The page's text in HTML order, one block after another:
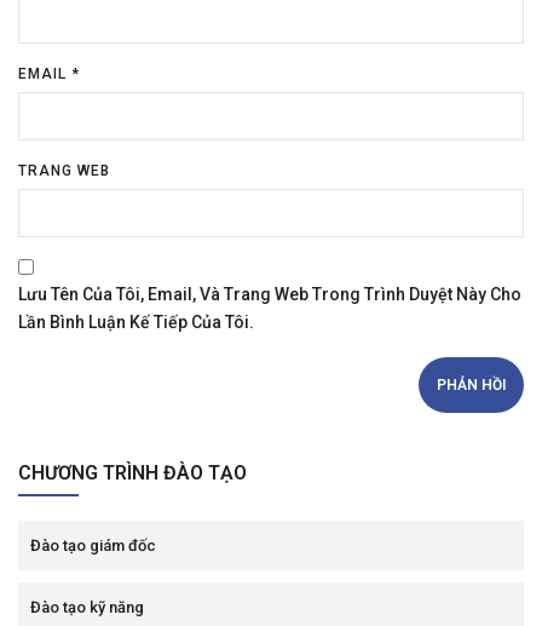
EMAIL *
TRANG WEB
Lưu Tên Của Tôi, Email, Và Trang Web Trong Trình Duyệt Này Cho
Lần Bình Luận Kế Tiếp Của Tôi.
CHƯƠNG TRÌNH ĐÀO TẠO
Đào tạo giám đốc
Đào tạo kỹ năng